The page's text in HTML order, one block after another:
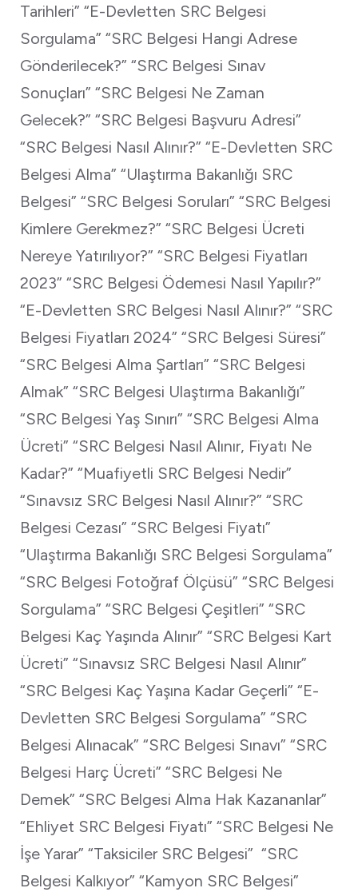
Tarihleri” “E-Devletten SRC Belgesi
Sorgulama” “SRC Belgesi Hangi Adrese
Gönderilecek?” “SRC Belgesi Sınav
Sonuçları” “SRC Belgesi Ne Zaman
Gelecek?” “SRC Belgesi Başvuru Adresi”
“SRC Belgesi Nasıl Alınır?” “E-Devletten SRC
Belgesi Alma” “Ulaştırma Bakanlığı SRC
Belgesi” “SRC Belgesi Soruları” “SRC Belgesi
Kimlere Gerekmez?” “SRC Belgesi Ücreti
Nereye Yatırılıyor?” “SRC Belgesi Fiyatları
2023” “SRC Belgesi Ödemesi Nasıl Yapılır?”
“E-Devletten SRC Belgesi Nasıl Alınır?” “SRC
Belgesi Fiyatları 2024” “SRC Belgesi Süresi”
“SRC Belgesi Alma Şartları” “SRC Belgesi
Almak” “SRC Belgesi Ulaştırma Bakanlığı”
“SRC Belgesi Yaş Sınırı” “SRC Belgesi Alma
Ücreti” “SRC Belgesi Nasıl Alınır, Fiyatı Ne
Kadar?” “Muafiyetli SRC Belgesi Nedir”
“Sınavsız SRC Belgesi Nasıl Alınır?” “SRC
Belgesi Cezası” “SRC Belgesi Fiyatı”
“Ulaştırma Bakanlığı SRC Belgesi Sorgulama”
“SRC Belgesi Fotoğraf Ölçüsü” “SRC Belgesi
Sorgulama” “SRC Belgesi Çeşitleri” “SRC
Belgesi Kaç Yaşında Alınır” “SRC Belgesi Kart
Ücreti” “Sınavsız SRC Belgesi Nasıl Alınır”
“SRC Belgesi Kaç Yaşına Kadar Geçerli” “E-
Devletten SRC Belgesi Sorgulama” “SRC
Belgesi Alınacak” “SRC Belgesi Sınavı” “SRC
Belgesi Harç Ücreti” “SRC Belgesi Ne
Demek” “SRC Belgesi Alma Hak Kazananlar”
“Ehliyet SRC Belgesi Fiyatı” “SRC Belgesi Ne
İşe Yarar” “Taksiciler SRC Belgesi” “SRC
Belgesi Kalkıyor” “Kamyon SRC Belgesi”